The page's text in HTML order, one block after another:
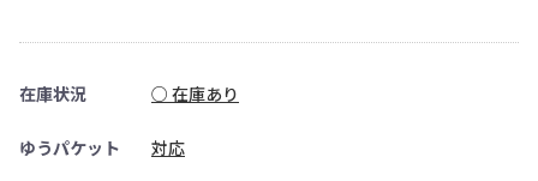
在庫状況 ○ 在庫あり
ゆうパケット 対応